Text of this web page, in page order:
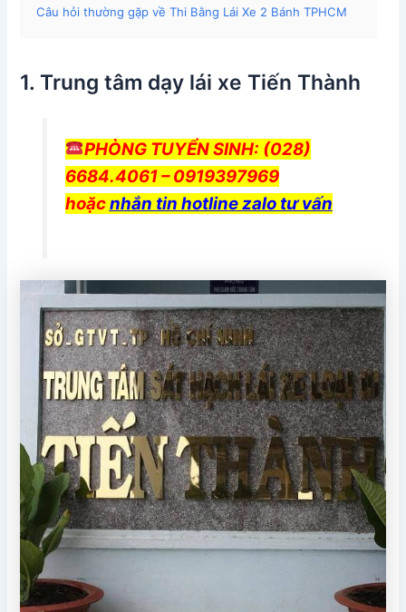
Câu hỏi thường gặp về Thi Bằng Lái Xe 2 Bánh TPHCM
1. Trung tâm dạy lái xe Tiến Thành
PHÒNG TUYỂN SINH: (028)
6684.4061 – 0919397969
hoặcnhắn tin hotline zalo tư vấn